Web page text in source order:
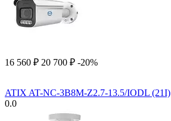
16 560 ₽ 20 700 ₽ -20%
ATIX AT-NC-3B8M-Z2.7-13.5/IODL (21I)
0.0